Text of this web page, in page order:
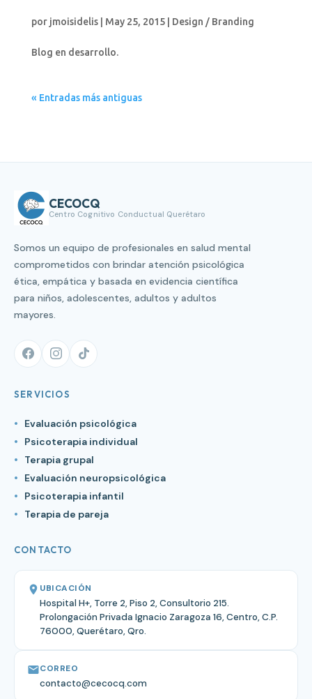
por jmoisidelis| May 25, 2015| Design / Branding
Blog en desarrollo.
« Entradas más antiguas
CECOCQ
Centro Cognitivo Conductual Querétaro
Somos un equipo de profesionales en salud mental
comprometidos con brindar atención psicológica
ética, empática y basada en evidencia científica
para niños, adolescentes, adultos y adultos
mayores.
SERVICIOS
Evaluación psicológica
Psicoterapia individual
Terapia grupal
Evaluación neuropsicológica
Psicoterapia infantil
Terapia de pareja
CONTACTO
UBICACIÓN
Hospital H+, Torre 2, Piso 2, Consultorio 215.
Prolongación Privada Ignacio Zaragoza 16, Centro, C.P.
76000, Querétaro, Qro.
CORREO
contacto@cecocq.com